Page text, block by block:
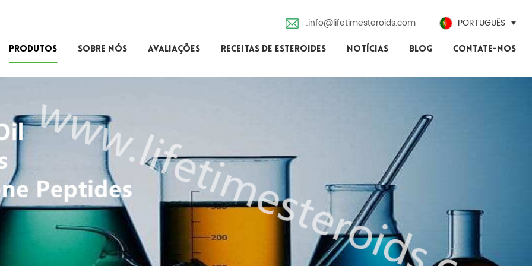
:info@lifetimesteroids.com PORTUGUÊS
PRODUTOS SOBRE NÓS AVALIAÇÕES RECEITAS DE ESTEROIDES NOTÍCIAS BLOG CONTATE-NOS